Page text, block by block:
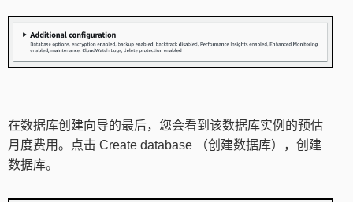
在数据库创建向导的最后，您会看到该数据库实例的预估
月度费用。点击 Create database （创建数据库），创建
数据库。